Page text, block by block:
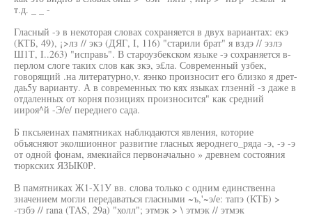
т.д. _ _ -
Гласный -э в некоторая словах сохраняется в двух вариантах: екэ
(КТБ, 49), ¡>лз // экэ (ДЯГ, I, 116) "старили брат" я вздэ // эзлэ
Ш1Т, I..263) "исправь". В староузбекском языке -э сохраняется в-
перлом слоге таких слов как зкэ, э£ла. Современный узбек,
говорящий .на литературно,v. яэнко произносит его близко я дрет-
даь5у варианту. А в современных тю кях языках глзеннй -з даже в
отдаленных от корня позициях произносится" как средний
иироя^й -Э/е/ переднего сада.
Б пксьяеинах памятниках наблюдаются явления, которие
объясняют эколшионног развитие гласных яероднего_ряда -э, -э -э
от одной фонам, ямекиайся первоначально » древнем состояния
тюркских ЯЗЫК0Р.
В памятниках Ж1-Х1У вв. слова только с одним единственна
значением могли передаваться гласными ~ъ,'~э/е: тапэ (КТБ) >
-тзбэ // rana (TAS, 29а) "холл"; этмэк > \ этмэк // этмэк